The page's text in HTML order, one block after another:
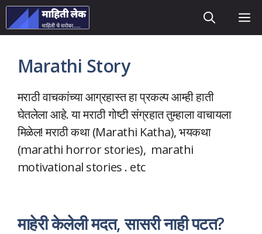
Skip
to
Marathi Story
मराठी वाचकांच्या आग्रहास्त हा प्रकल्प आम्ही हाती
घेतलेला आहे. या मराठी गोष्टी संग्रहात तुम्हाला वाचायला
मिळेल! मराठी कथा (Marathi Katha), भयकथा
(marathi horror stories), marathi
motivational stories . etc
माहेरी केलेली मदत, सासरी नाही पटत?